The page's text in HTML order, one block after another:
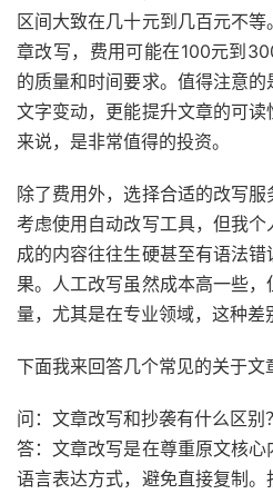
区间大致在几十元到几百元不
章改写，费用可能在100元到
的质量和时间要求。值得注意
文字变动，更能提升文章的可
来说，是非常值得的投资。
除了费用外，选择合适的改写
考虑使用自动改写工具，但我
成的内容往往生硬甚至有语法
果。人工改写虽然成本高一些
量，尤其是在专业领域，这种差
下面我来回答几个常见的关于文
问：文章改写和抄袭有什么区别？
答：文章改写是在尊重原文核
语言表达方式，避免直接复制。